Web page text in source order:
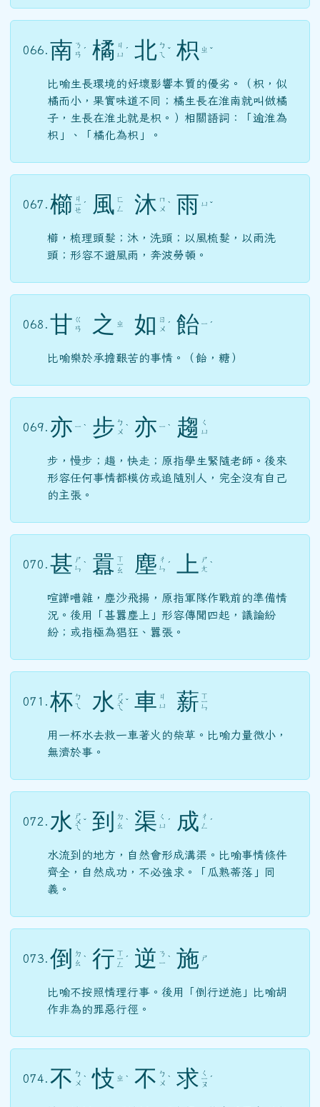
066. 南 ㄋ
ㄢ ˊ 橘 ㄐ
ㄩ ˊ 北 ㄅ
ㄟ ˇ 枳 ㄓ ˇ
比喻生長環境的好壞影響本質的優劣。（枳，似
橘而小，果實味道不同；橘生長在淮南就叫做橘
子，生長在淮北就是枳。）相關語詞：「逾淮為
枳」、「橘化為枳」。
067. 櫛 ㄐ
ㄧ
ㄝ
ˊ 風 ㄈ
ㄥ
沐 ㄇ
ㄨ ˋ 雨 ㄩ ˇ
櫛，梳理頭髮；沐，洗頭；以風梳髮，以雨洗
頭；形容不避風雨，奔波勞頓。
068. 甘 ㄍ
ㄢ
之 ㄓ 如 ㄖ
ㄨ ˊ 飴 ㄧ ˊ
比喻樂於承擔艱苦的事情。（飴，糖）
069. 亦 ㄧ ˋ 步 ㄅ
ㄨ ˋ 亦 ㄧ ˋ 趨
ㄑ
ㄩ
步，慢步；趨，快走；原指學生緊隨老師。後來
形容任何事情都模仿或追隨別人，完全沒有自己
的主張。
070. 甚 ㄕ
ㄣ ˋ 囂 ㄒ
ㄧ
ㄠ 塵 ㄔ
ㄣ ˊ 上 ㄕ
ㄤ ˋ
喧譁嘈雜，塵沙飛揚，原指軍隊作戰前的準備情
況。後用「甚囂塵上」形容傳聞四起，議論紛
紛；或指極為猖狂、囂張。
071. 杯 ㄅ
ㄟ
水 ㄕ
ㄨ
ㄟ
ˇ 車 ㄐ
ㄩ
薪 ㄒ
ㄧ
ㄣ
用一杯水去救一車著火的柴草。比喻力量微小，
無濟於事。
072. 水 ㄕ
ㄨ
ㄟ
ˇ 到
ㄉ
ㄠ ˋ 渠 ㄑ
ㄩ ˊ 成 ㄔ
ㄥ
ˊ
水流到的地方，自然會形成溝渠。比喻事情條件
齊全，自然成功，不必強求。「瓜熟蒂落」同
義。
073. 倒
ㄉ
ㄠ ˋ 行 ㄒ
ㄧ
ㄥ
ˊ 逆 ㄋ
ㄧ ˋ 施 ㄕ
比喻不按照情理行事。後用「倒行逆施」比喻胡
作非為的罪惡行徑。
074. 不 ㄅ
ㄨ ˋ 忮 ㄓ ˋ 不 ㄅ
ㄨ ˋ 求 ㄑ
ㄧ
ㄡ
ˊ